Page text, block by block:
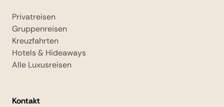
Privatreisen
Gruppenreisen
Kreuzfahrten
Hotels & Hideaways
Alle Luxusreisen
Kontakt